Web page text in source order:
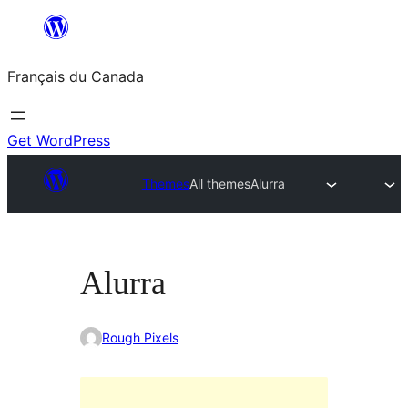
contenu
Français du Canada
Get WordPress
ThemesAll themesAlurra
Alurra
Rough Pixels